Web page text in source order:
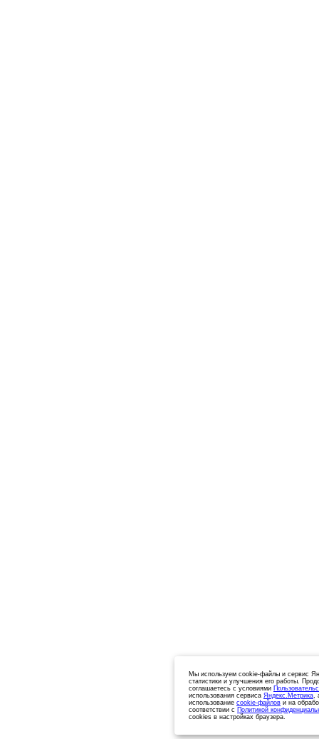
Мы используем cookie-файлы и сервис
статистики и улучшения его работы.
соглашаетесь с условиями
использования сервиса Яндекс.Метрика,
использование cookie-файлов и на
соответствии с Политикой
cookies в настройках браузера.